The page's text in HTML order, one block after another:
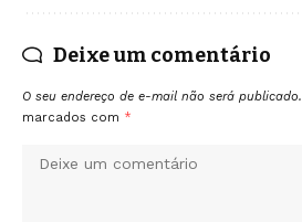
Deixe um comentário
O seu endereço de e-mail não será publicado.
marcados com *